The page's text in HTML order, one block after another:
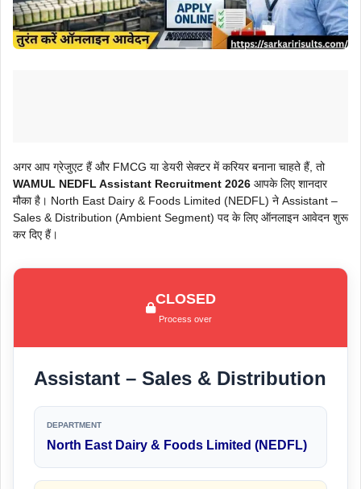
अगर आप ग्रेजुएट हैं और FMCG या डेयरी सेक्टर में करियर बनाना चाहते हैं, तो
WAMUL NEDFL Assistant Recruitment 2026 आपके लिए शानदार
मौका है। North East Dairy & Foods Limited (NEDFL) ने Assistant –
Sales & Distribution (Ambient Segment) पद के लिए ऑनलाइन आवेदन शुरू
कर दिए हैं।
CLOSED
Process over
Assistant – Sales & Distribution
DEPARTMENT
North East Dairy & Foods Limited (NEDFL)